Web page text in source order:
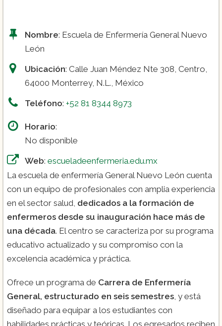
Nombre: Escuela de Enfermería General Nuevo
León
Ubicación: Calle Juan Méndez Nte 308, Centro,
64000 Monterrey, N.L., México
Teléfono: +52 81 8344 8973
Horario:
No disponible
Web: escueladeenfermeria.edu.mx
La escuela de enfermería General Nuevo León cuenta
con un equipo de profesionales con amplia experiencia
en el sector salud, dedicados a la formación de
enfermeros desde su inauguración hace más de
una década. El centro se caracteriza por su programa
educativo actualizado y su compromiso con la
excelencia académica y práctica.
Ofrece un programa de Carrera de Enfermería
General, estructurado en seis semestres , y está
diseñado para equipar a los estudiantes con
habilidades prácticas y teóricas. Los egresados reciben